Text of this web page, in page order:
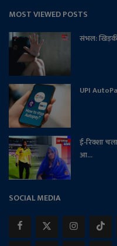
MOST VIEWED POSTS
संभल:
UPI
ई-रिक्शा
आ...
SOCIAL MEDIA